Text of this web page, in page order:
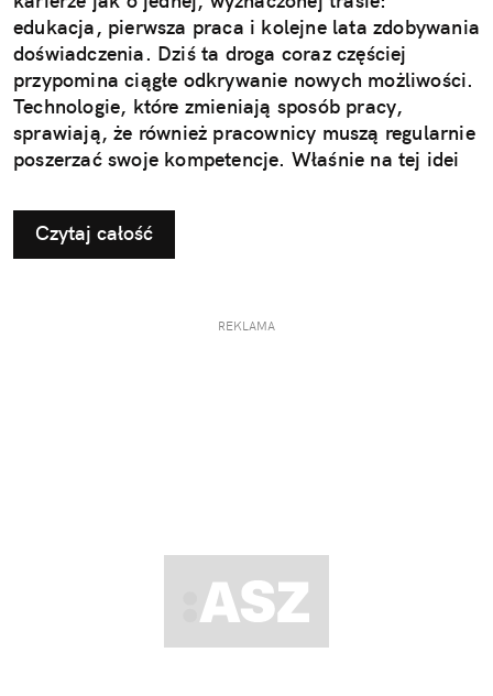
edukacja, pierwsza praca i kolejne lata zdobywania
doświadczenia. Dziś ta droga coraz częściej
przypomina ciągłe odkrywanie nowych możliwości.
Technologie, które zmieniają sposób pracy,
sprawiają, że również pracownicy muszą regularnie
poszerzać swoje kompetencje. Właśnie na tej idei
przez Wyższą Szkołę Kształcenia Zawodowego.
Czytaj całość
REKLAMA